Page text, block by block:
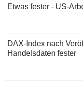
Etwas fester - US-
DAX-Index nach
Handelsdaten fester